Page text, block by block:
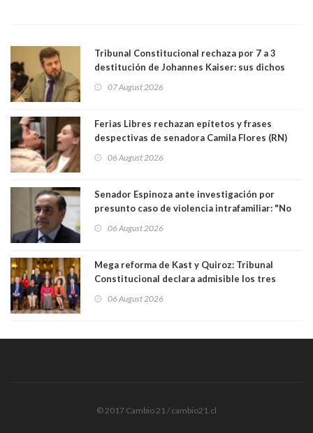
Tribunal Constitucional rechaza por 7 a 3
destitución de Johannes Kaiser: sus dichos
justicia constitucional porque no es diputado
07 August 2026
Ferias Libres rechazan epítetos y frases
despectivas de senadora Camila Flores (RN)
06 August 2026
Senador Espinoza ante investigación por
presunto caso de violencia intrafamiliar: "No
antecedentes a Tribunal Supremo
06 August 2026
Mega reforma de Kast y Quiroz: Tribunal
Constitucional declara admisible los tres
06 August 2026
© 2017 Cambio 21 / cambio21.cl